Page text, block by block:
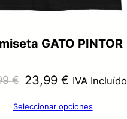
GATO PINTOR
€ El
precio
23,99 €El
precio
IVA Incluído
Seleccionar opciones